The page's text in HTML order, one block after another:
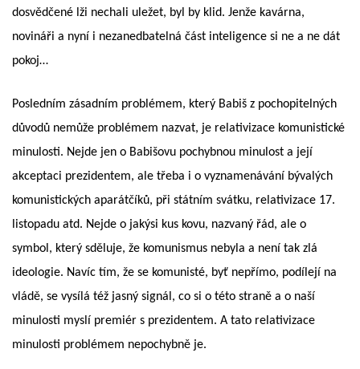
dosvědčené lži nechali uležet, byl by klid. Jenže kavárna,
novináři a nyní i nezanedbatelná část inteligence si ne a ne dát
pokoj…
Posledním zásadním problémem, který Babiš z pochopitelných
důvodů nemůže problémem nazvat, je relativizace komunistické
minulosti. Nejde jen o Babišovu pochybnou minulost a její
akceptaci prezidentem, ale třeba i o vyznamenávání bývalých
komunistických aparátčíků, při státním svátku, relativizace 17.
listopadu atd. Nejde o jakýsi kus kovu, nazvaný řád, ale o
symbol, který sděluje, že komunismus nebyla a není tak zlá
ideologie. Navíc tím, že se komunisté, byť nepřímo, podílejí na
vládě, se vysílá též jasný signál, co si o této straně a o naší
minulosti myslí premiér s prezidentem. A tato relativizace
minulosti problémem nepochybně je.